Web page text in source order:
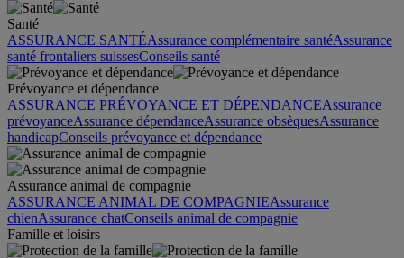
Santé
ASSURANCE SANTÉAssurance complémentaire santéAssurance
santé frontaliers suissesConseils santé
Prévoyance et dépendance
ASSURANCE PRÉVOYANCE ET DÉPENDANCEAssurance
prévoyanceAssurance dépendanceAssurance obsèquesAssurance
handicapConseils prévoyance et dépendance
Assurance animal de compagnie
ASSURANCE ANIMAL DE COMPAGNIEAssurance
chienAssurance chatConseils animal de compagnie
Famille et loisirs